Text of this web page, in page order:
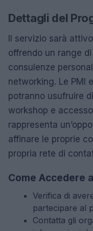
Dettagli del
Il servizio sarà
offrendo un range
consulenze
networking. Le PMI
potranno usufruire
workshop e
rappresenta
affinare le proprie
propria rete di
Come Accedere
Verifica di
partecipare al
Contatta gli